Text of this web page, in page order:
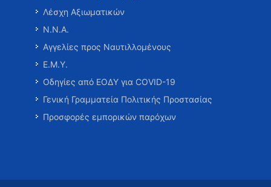
Λέσχη Αξιωματικών
Ν.Ν.Α.
Αγγελίες προς Ναυτιλλομένους
Ε.Μ.Υ.
Οδηγίες από ΕΟΔΥ για COVID-19
Γενική Γραμματεία Πολιτικής Προστασίας
Προσφορές εμπορικών παρόχων